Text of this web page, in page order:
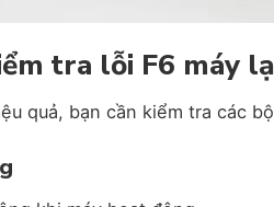
tra lỗi F6 máy
quả, bạn cần kiểm tra các